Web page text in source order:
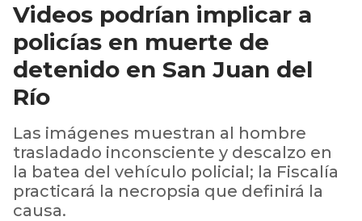
Videos podrían implicar a
policías en muerte de
detenido en San Juan del
Río
Las imágenes muestran al hombre
trasladado inconsciente y descalzo en
la batea del vehículo policial; la Fiscalía
practicará la necropsia que definirá la
causa.